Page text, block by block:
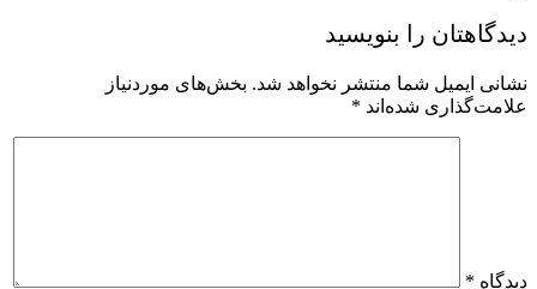
را بنویسید
ایمیل شما منتشر نخواهد شد. بخش‌های موردنیاز
شده‌اند*
*